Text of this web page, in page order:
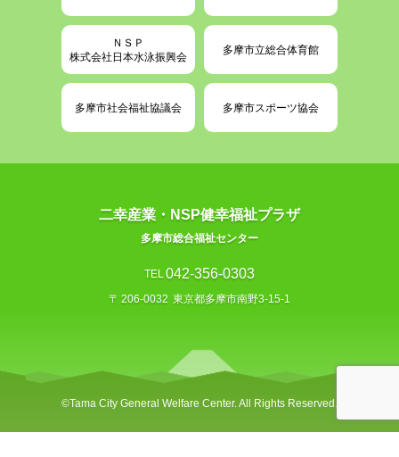
ＮＳＰ
株式会社日本水泳振興会
多摩市立総合体育館
多摩市社会福祉協議会 多摩市スポーツ協会
二幸産業・NSP健幸福祉プラザ
多摩市総合福祉センター
TEL042-356-0303
〒 206-0032 東京都多摩市南野3-15-1
©︎Tama City General Welfare Center. All Rights Reserved.